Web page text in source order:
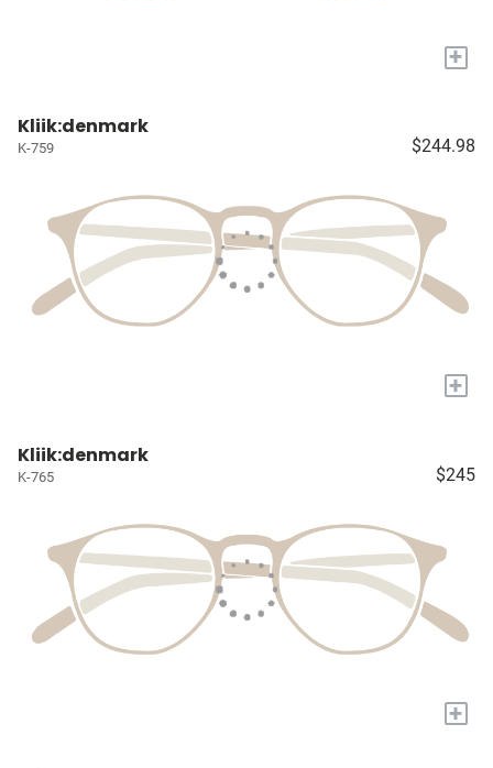
+
Kliik:denmark
K-759 $244.98
+
Kliik:denmark
K-765 $245
+